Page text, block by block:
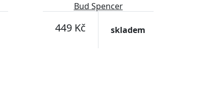
Bud Spencer
449 Kč skladem